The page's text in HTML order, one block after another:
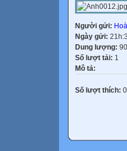
Người gửi:
Ngày gửi:
Dung lượng:
Số lượt tải: 1
Mô tả:
Số lượt thích: